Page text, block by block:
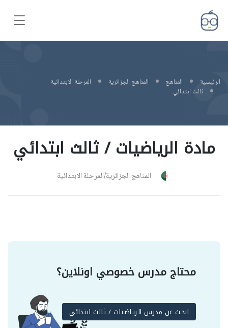
الرئيسية المناهج المناهج الجزائرية
المرحلة الابتدائية
ثالث ابتدائي
مادة الرياضيات / ثالث ابتدائي
المناهج الجزائرية/المرحلة الابتدائية
محتاج مدرس خصوصي اونلاين؟
ابحث عن مدرس الرياضيات / ثالث ابتدائي